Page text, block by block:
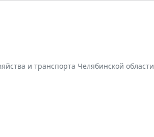
и транспорта Челябинской области